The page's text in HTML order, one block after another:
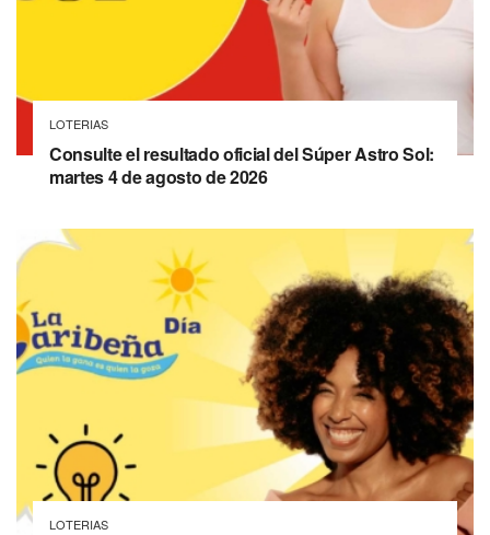
LOTERIAS
Consulte el resultado oficial del Súper Astro Sol:
martes 4 de agosto de 2026
LOTERIAS